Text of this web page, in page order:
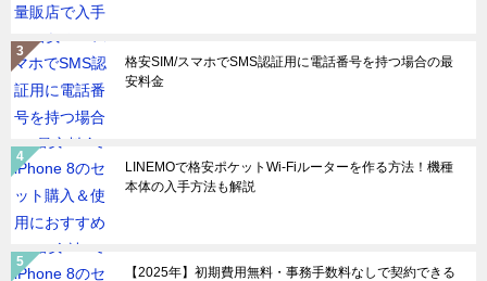
格安SIM/スマホでSMS認証用に電話番号を持つ場合の最
安料金
LINEMOで格安ポケットWi-Fiルーターを作る方法！機種
本体の入手方法も解説
【2025年】初期費用無料・事務手数料なしで契約できる